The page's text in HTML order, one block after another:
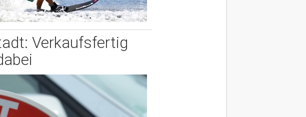
Verkaufsfertig